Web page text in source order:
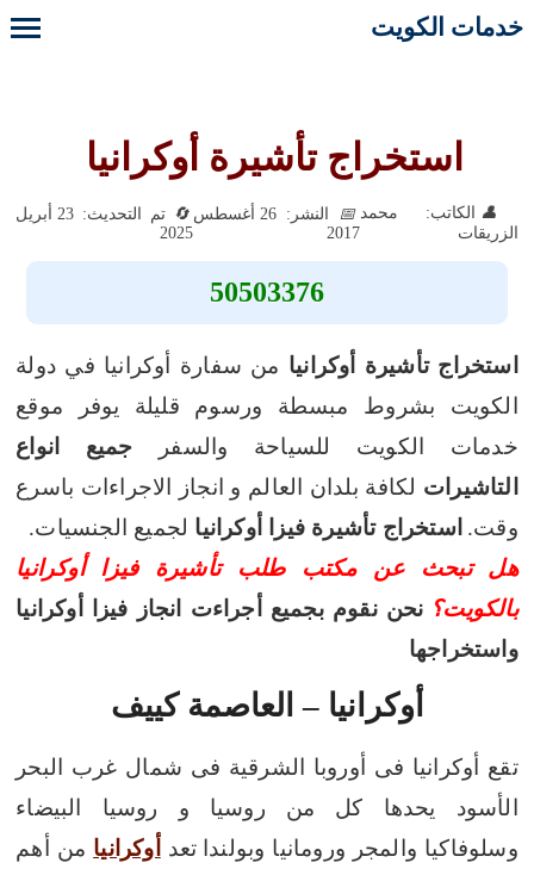
خدمات الكويت
استخراج تأشيرة أوكرانيا
الكاتب: محمد
الزريقات
النشر: 26 أغسطس
2017
تم التحديث: 23 أبريل
2025
50503376
استخراج تأشيرة أوكرانيا من سفارة أوكرانيا في دولة
الكويت بشروط مبسطة ورسوم قليلة يوفر موقع
خدمات الكويت للسياحة والسفر جميع انواع
التاشيرات لكافة بلدان العالم و انجاز الاجراءات باسرع
وقت. استخراج تأشيرة فيزا أوكرانيا لجميع الجنسيات.
هل تبحث عن مكتب طلب تأشيرة فيزا أوكرانيا
بالكويت؟ نحن نقوم بجميع أجراءت انجاز فيزا أوكرانيا
واستخراجها
أوكرانيا – العاصمة كييف
تقع أوكرانيا فى أوروبا الشرقية فى شمال غرب البحر
الأسود يحدها كل من روسيا و روسيا البيضاء
وسلوفاكيا والمجر ورومانيا وبولندا تعد أوكرانيا من أهم